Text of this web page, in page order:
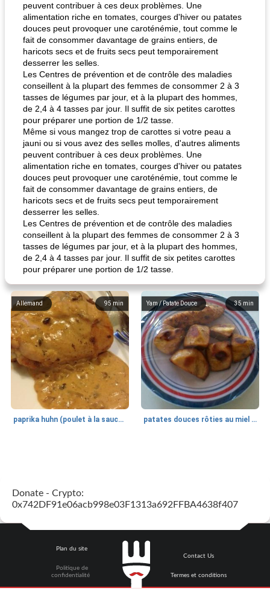
peuvent contribuer à ces deux problèmes. Une
alimentation riche en tomates, courges d'hiver ou patates
douces peut provoquer une caroténémie, tout comme le
fait de consommer davantage de grains entiers, de
haricots secs et de fruits secs peut temporairement
desserrer les selles.
Les Centres de prévention et de contrôle des maladies
conseillent à la plupart des femmes de consommer 2 à 3
tasses de légumes par jour, et à la plupart des hommes,
de 2,4 à 4 tasses par jour. Il suffit de six petites carottes
pour préparer une portion de 1/2 tasse.
Même si vous mangez trop de carottes si votre peau a
jauni ou si vous avez des selles molles, d'autres aliments
peuvent contribuer à ces deux problèmes. Une
alimentation riche en tomates, courges d'hiver ou patates
douces peut provoquer une caroténémie, tout comme le
fait de consommer davantage de grains entiers, de
haricots secs et de fruits secs peut temporairement
desserrer les selles.
Les Centres de prévention et de contrôle des maladies
conseillent à la plupart des femmes de consommer 2 à 3
tasses de légumes par jour, et à la plupart des hommes,
de 2,4 à 4 tasses par jour. Il suffit de six petites carottes
pour préparer une portion de 1/2 tasse.
95 min
Allemand
paprika huhn (poulet à la sauce paprika).
35 min
Yam / Patate Douce
patates douces rôties au miel / kumara
quinoa petit déjeuner méditerranéen
Donate - Crypto:
0x742DF91e06acb998e03F1313a692FFBA4638f407
Plan du site
Politique de
confidentialité
Contact Us
Termes et conditions